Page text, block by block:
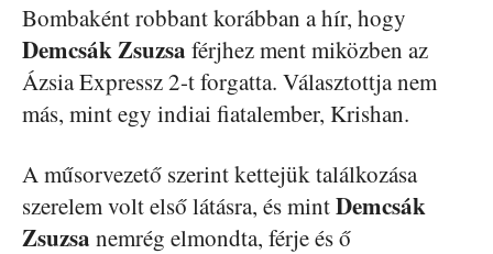
Bombaként robbant korábban a hír, hogy
Demcsák Zsuzsa férjhez ment miközben az
Ázsia Expressz 2-t forgatta. Választottja nem
más, mint egy indiai fiatalember, Krishan.
A műsorvezető szerint kettejük találkozása
szerelem volt első látásra, és mintDemcsák
Zsuzsa nemrég elmondta, férje és ő